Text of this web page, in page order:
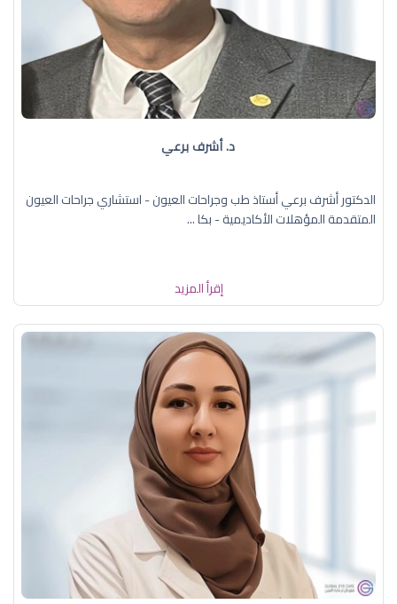
د. أشرف برعي
الدكتور أشرف برعي أستاذ طب وجراحات العيون - استشاري جراحات العيون
المتقدمة المؤهلات الأكاديمية - بكا ...
إقرأ المزيد